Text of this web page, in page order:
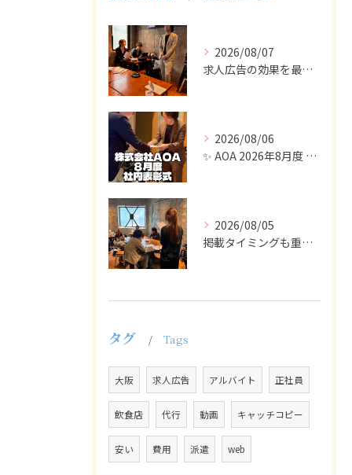
2026/08/07
求人広告の効果を最大化するために最も重要なのは、掲載タイミン...
2026/08/06
✨ AOA 2026年8月度 表彰式レポート ✨
2026/08/05
掲載タイミングも重要で、業界動向や求職者の活動時期に合わせて...
タグ Tags
大阪 求人広告 アルバイト 正社員
飲食店 代行 動画 キャッチコピー
安い 費用 派遣 web